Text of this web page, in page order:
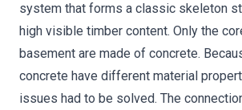
system that forms a classic skeleton
high visible timber content. Only the
basement are made of concrete.
concrete have different material
issues had to be solved. The